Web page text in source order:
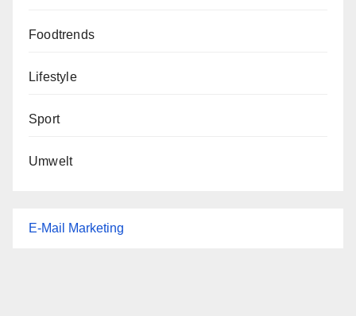
Foodtrends
Lifestyle
Sport
Umwelt
E-Mail Marketing